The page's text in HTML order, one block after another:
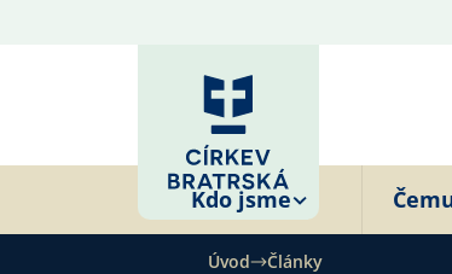
Kdo jsme
Úvod Články